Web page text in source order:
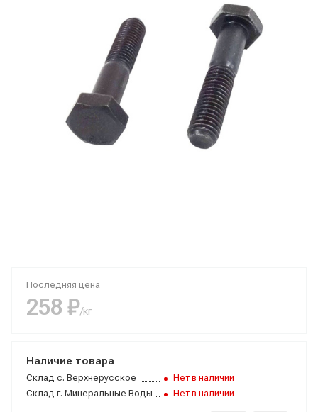
Последняя цена
258 ₽/кг
Наличие товара
Склад с. Верхнерусское
Нет в наличии
Склад г. Минеральные Воды Нет в наличии